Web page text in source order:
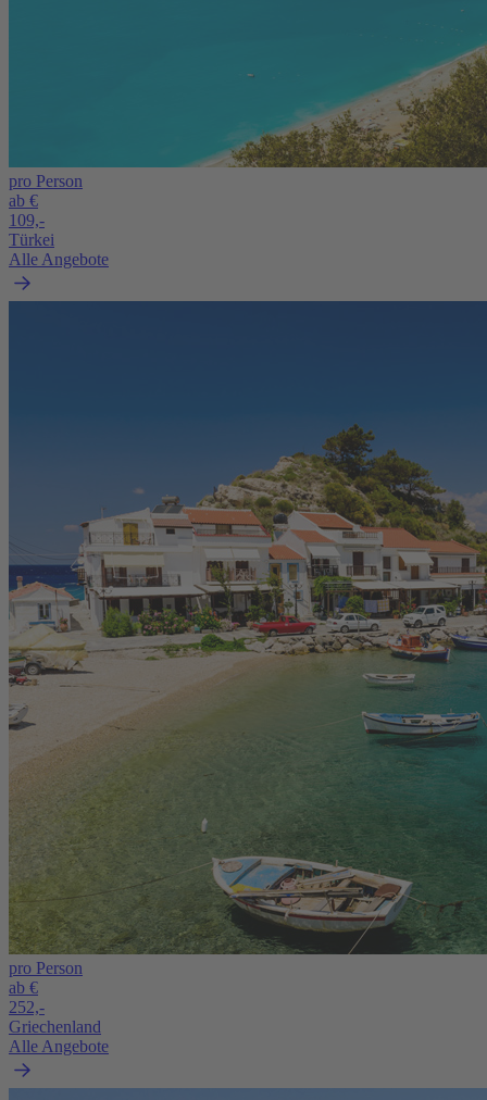
pro Person
ab €
109,-
Türkei
Alle Angebote
pro Person
ab €
252,-
Griechenland
Alle Angebote